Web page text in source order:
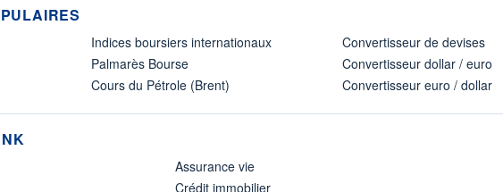
Indices boursiers internationaux
Palmarès Bourse
Cours du Pétrole (Brent)
Convertisseur de devises
Convertisseur dollar / euro
Convertisseur euro / dollar
Assurance vie
Crédit immobilier